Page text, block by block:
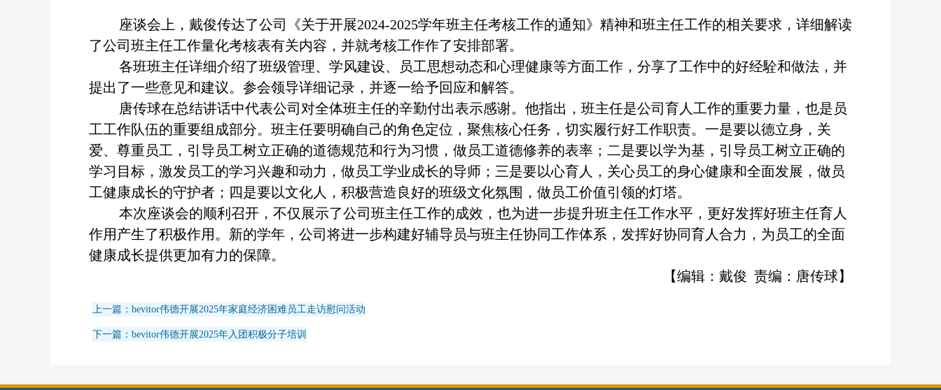
座谈会上，戴俊传达了公司《关于开展2024-2025学年班主任考核工作的通知》精神和班主任工作的相关要求，详细解读
了公司班主任工作量化考核表有关内容，并就考核工作作了安排部署。
各班班主任详细介绍了班级管理、学风建设、员工思想动态和心理健康等方面工作，分享了工作中的好经駩和做法，并
提出了一些意见和建议。参会领导详细记录，并逐一给予回应和解答。
唐传球在总结讲话中代表公司对全体班主任的辛勤付出表示感谢。他指出，班主任是公司育人工作的重要力量，也是员
工工作队伍的重要组成部分。班主任要明确自己的角色定位，聚焦核心任务，切实履行好工作职责。一是要以德立身，关
爱、尊重员工，引导员工树立正确的道德规范和行为习惯，做员工道德修养的表率；二是要以学为基，引导员工树立正确的
学习目标，激发员工的学习兴趣和动力，做员工学业成长的导师；三是要以心育人，关心员工的身心健康和全面发展，做员
工健康成长的守护者；四是要以文化人，积极营造良好的班级文化氛围，做员工价值引领的灯塔。
本次座谈会的顺利召开，不仅展示了公司班主任工作的成效，也为进一步提升班主任工作水平，更好发挥好班主任育人
作用产生了积极作用。新的学年，公司将进一步构建好辅导员与班主任协同工作体系，发挥好协同育人合力，为员工的全面
健康成长提供更加有力的保障。
【编辑：戴俊 责编：唐传球】
上一篇：bevitor伟德开展2025年家庭经济困难员工走访慰问活动
下一篇：bevitor伟德开展2025年入团积极分子培训